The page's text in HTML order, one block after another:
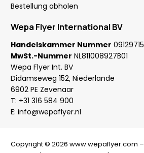
Bestellung abholen
Wepa Flyer International BV
Handelskammer Nummer 09129715
MwSt.-Nummer NL811008927B01
Wepa Flyer Int. BV
Didamseweg 152, Niederlande
6902 PE Zevenaar
T: +31 316 584 900
E: info@wepaflyer.nl
Copyright © 2026 www.wepaflyer.com –